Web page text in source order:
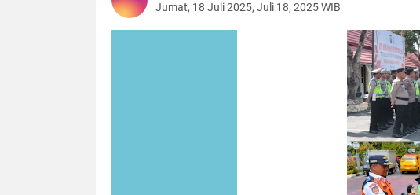
Jumat, 18 Juli 2025, Juli 18, 2025 WIB